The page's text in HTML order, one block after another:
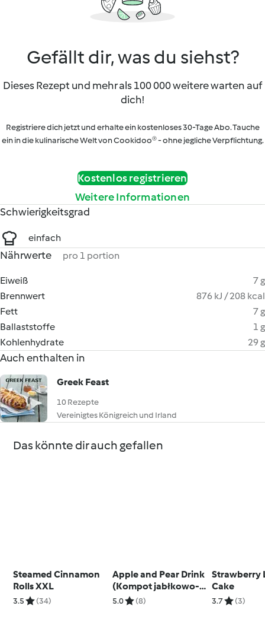
Gefällt dir, was du siehst?
Dieses Rezept und mehr als 100 000 weitere warten auf
dich!
Registriere dich jetzt und erhalte ein kostenloses 30-Tage Abo. Tauche
ein in die kulinarische Welt von Cookidoo® - ohne jegliche Verpflichtung.
Kostenlos registrieren
Weitere Informationen
Schwierigkeitsgrad
einfach
Nährwerte pro 1 portion
Eiweiß
7 g
Brennwert
876 kJ / 208 kcal
Fett
7 g
Ballaststoffe
1 g
Kohlenhydrate
29 g
Auch enthalten in
Greek Feast
10 Rezepte
Vereinigtes Königreich und Irland
Das könnte dir auch gefallen
Steamed Cinnamon
Rolls XXL
3.5 (34)
Apple and Pear Drink
(Kompot jabłkowo-
gruszkowy)
5.0 (8)
Strawberry
Cake
3.7 (3)